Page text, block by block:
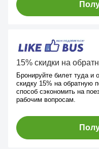
15% скидки на
Бронируйте билет туда и
скидку 15% на обратную
способ сэкономить на
рабочим вопросам.